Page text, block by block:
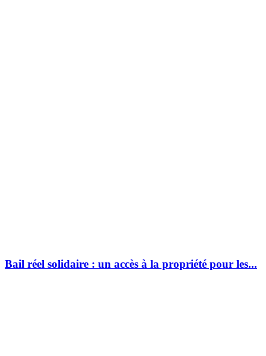
Bail réel solidaire : un accès à la propriété pour les...